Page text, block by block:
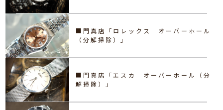
■門真店「ロレックス オーバーホール
（分解掃除）」
■門真店「エスカ オーバーホール（分
解掃除）」